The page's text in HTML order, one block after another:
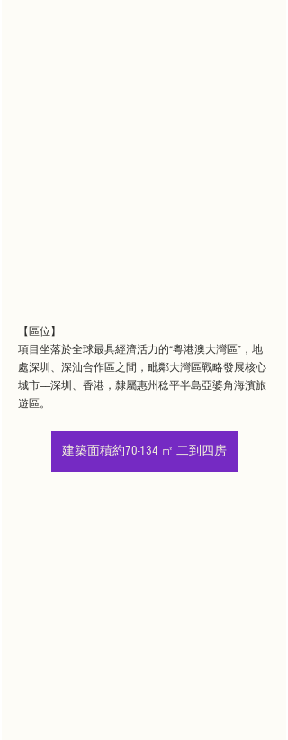
【區位】
項目坐落於全球最具經濟活力的“粵港澳大灣區”，地
處深圳、深汕合作區之間，毗鄰大灣區戰略發展核心
城市——深圳、香港，隸屬惠州稔平半島亞婆角海濱旅
遊區。
建築面積約70-134 ㎡ 二到四房